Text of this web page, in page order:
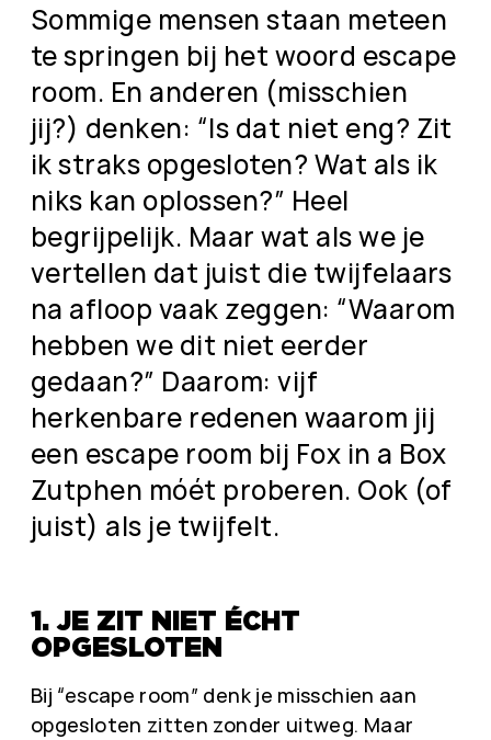
Sommige mensen staan meteen
te springen bij het woord escape
room. En anderen (misschien
jij?) denken: “Is dat niet eng? Zit
ik straks opgesloten? Wat als ik
niks kan oplossen?” Heel
begrijpelijk. Maar wat als we je
vertellen dat juist die twijfelaars
na afloop vaak zeggen: “Waarom
hebben we dit niet eerder
gedaan?” Daarom: vijf
herkenbare redenen waarom jij
een escape room bij Fox in a Box
Zutphen móét proberen. Ook (of
juist) als je twijfelt.
1. JE ZIT NIET ÉCHT
OPGESLOTEN
Bij “escape room” denk je misschien aan
opgesloten zitten zonder uitweg. Maar